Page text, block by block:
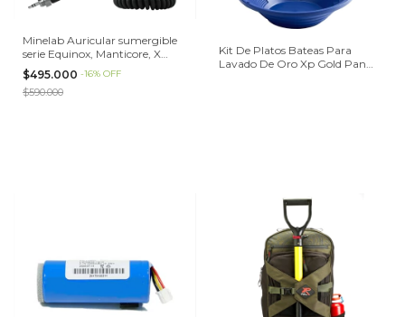
Minelab Auricular sumergible
serie Equinox, Manticore, X
Terra Pro, X Terra Lite
$495.000 -16% OFF
$590.000
Kit De Platos Bateas Para
Lavado De Oro Xp Gold Pan